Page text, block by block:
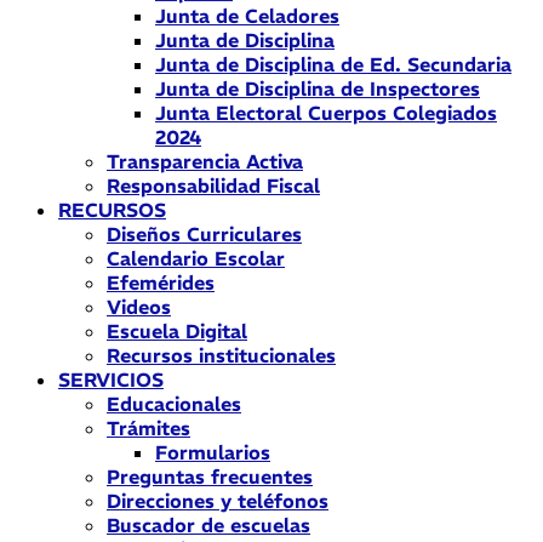
Junta de Celadores
Junta de Disciplina
Junta de Disciplina de Ed. Secundaria
Junta de Disciplina de Inspectores
Junta Electoral Cuerpos Colegiados
2024
Transparencia Activa
Responsabilidad Fiscal
RECURSOS
Diseños Curriculares
Calendario Escolar
Efemérides
Videos
Escuela Digital
Recursos institucionales
SERVICIOS
Educacionales
Trámites
Formularios
Preguntas frecuentes
Direcciones y teléfonos
Buscador de escuelas